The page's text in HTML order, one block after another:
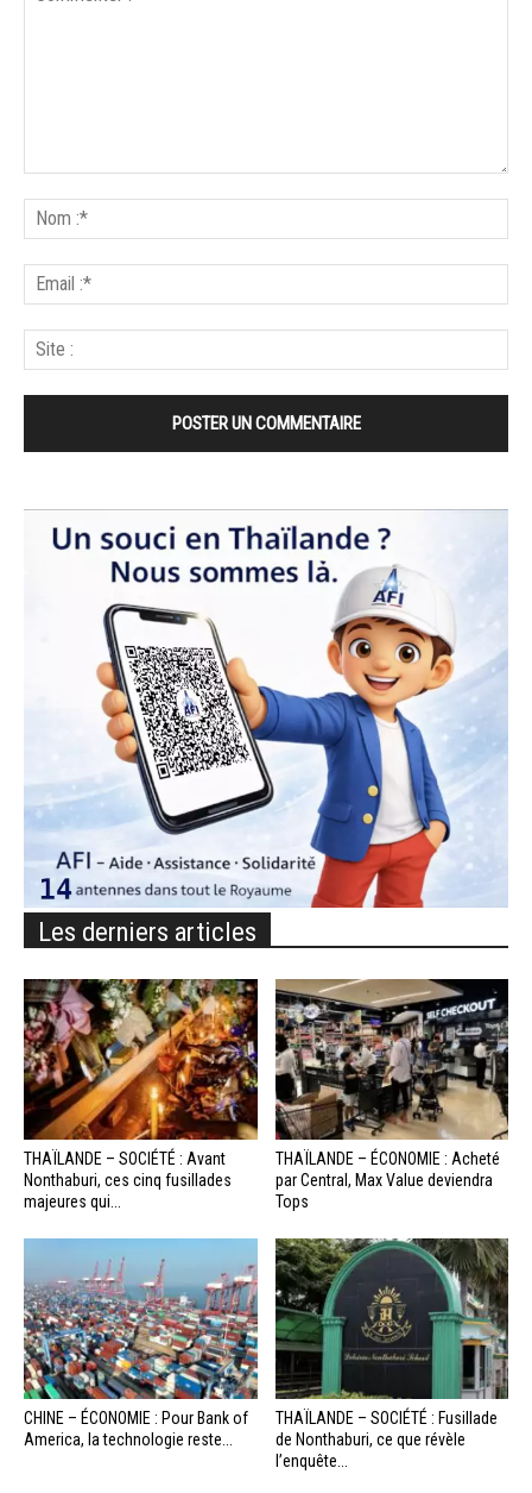
Les derniers articles
THAÏLANDE – SOCIÉTÉ : Avant
Nonthaburi, ces cinq fusillades
majeures qui...
THAÏLANDE – ÉCONOMIE : Acheté
par Central, Max Value deviendra
Tops
CHINE – ÉCONOMIE : Pour Bank of
America, la technologie reste...
THAÏLANDE – SOCIÉTÉ : Fusillade
de Nonthaburi, ce que révèle
l’enquête...